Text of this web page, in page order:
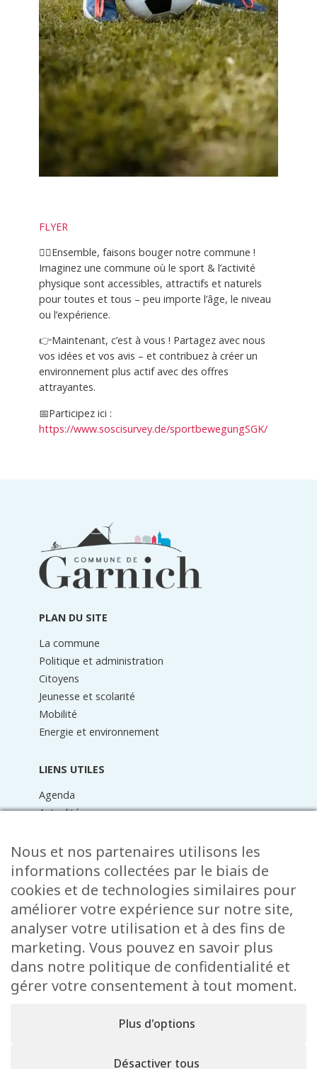
FLYER
🏃‍♀️Ensemble, faisons bouger notre commune !
Imaginez une commune où le sport & l’activité
physique sont accessibles, attractifs et naturels
pour toutes et tous – peu importe l’âge, le niveau
ou l’expérience.
👉Maintenant, c’est à vous ! Partagez avec nous
vos idées et vos avis – et contribuez à créer un
environnement plus actif avec des offres
attrayantes.
📅Participez ici :
https://www.soscisurvey.de/sportbewegungSGK/
Informations
PLAN DU SITE
La commune
Politique et administration
Citoyens
Jeunesse et scolarité
Mobilité
Energie et environnement
LIENS UTILES
Agenda
Actualités
Raider online
Formulaires
Faq
Contact
CONTACT
15 Rue de l’École
L-8353 Garnich
Nous et nos partenaires utilisons les
informations collectées par le biais de
cookies et de technologies similaires pour
améliorer votre expérience sur notre site,
analyser votre utilisation et à des fins de
marketing. Vous pouvez en savoir plus
dans notre politique de confidentialité et
gérer votre consentement à tout moment.
Plus d'options
Désactiver tous